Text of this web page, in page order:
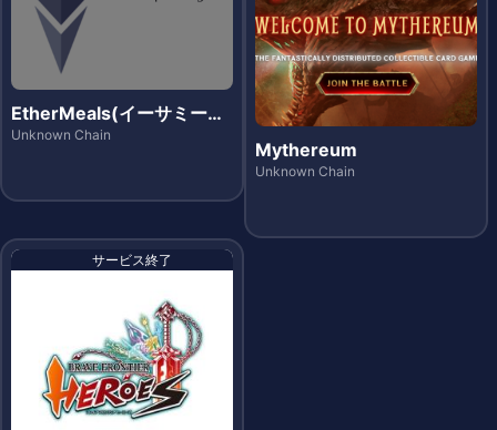
EtherMeals(イーサミール
ズ)
Unknown Chain
Mythereum
Unknown Chain
サービス終了